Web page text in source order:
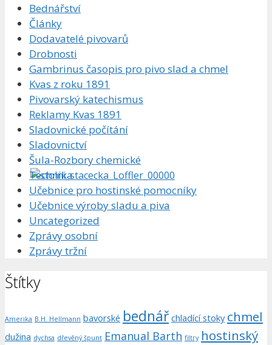
Bednářství
Články
Dodavatelé pivovarů
Drobnosti
Gambrinus časopis pro pivo slad a chmel
Kvas z roku 1891
Pivovarský katechismus
Reklamy Kvas 1891
Sladovnické počítání
Sladovnictví
Šula-Rozbory chemické
Technika
Učebnice pro hostinské pomocníky
Učebnice výroby sladu a piva
Uncategorized
Zprávy osobní
Zprávy tržní
Štítky
Amerika B.H. Hellmann bavorské bednář chladící stoky chmel
dužina dychsa dřevěný špunt Emanual Barth filtry hostinský